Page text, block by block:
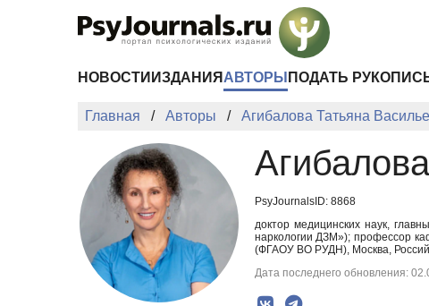
НОВОСТИ ИЗДАНИЯ АВТОРЫ ПОДАТЬ
Главная Авторы Агибалова Татьяна
PsyJournalsID: 8868
доктор медицинских наук,
наркологии ДЗМ»); профессор
(ФГАОУ ВО РУДН), Москва,
Дата последнего обновления: